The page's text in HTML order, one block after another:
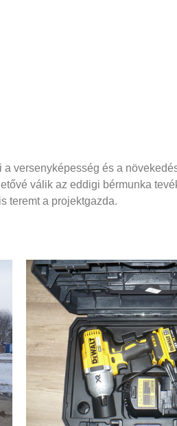
versenyképesség és a
válik az eddigi bérmunka
teremt a projektgazda.